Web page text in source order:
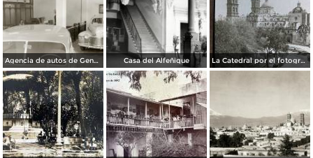
Agencia de autos de General Motors Casa del Alfeñique La Catedral por el fotografo William H. Rau.